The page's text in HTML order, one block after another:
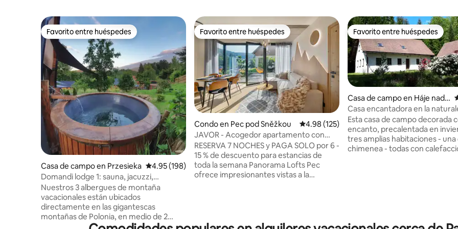
Favorito entre huéspedes
Favorito entre huéspedes
Casa de campo en Przesieka Calificación promedio: 4.95 de 5, 198 reseñas
4.95 (198)
Domandi lodge 1: sauna, jacuzzi,
solárium, naturaleza
Nuestros 3 albergues de montaña
vacacionales están ubicados
directamente en las gigantescas
montañas de Polonia, en medio de 2
zonas de esquí: Szklarska Poreba y
Favorito entre huéspedes
Favorito entre huéspedes
Condo en Pec pod Sněžkou Calificación promedio: 4.98 de 5, 125 reseñas
4.98 (125)
JAVOR - Acogedor apartamento con
vistas, terraza y aparcamiento
RESERVA 7 NOCHES y PAGA SOLO por 6 -
15 % de descuento para estancias de
toda la semana Panorama Lofts Pec
ofrece impresionantes vistas a la
destacados de la ciudad. Está
Favorito entre huéspedes
Favorito entre huéspedes
Casa de campo en Háje nad J
izerou
Casa encantadora en la
de Sněžka
Esta casa de campo decorada
encanto, precalentada en
tres amplias habitaciones - una
chimenea - todas con
alto de la República Checa. A